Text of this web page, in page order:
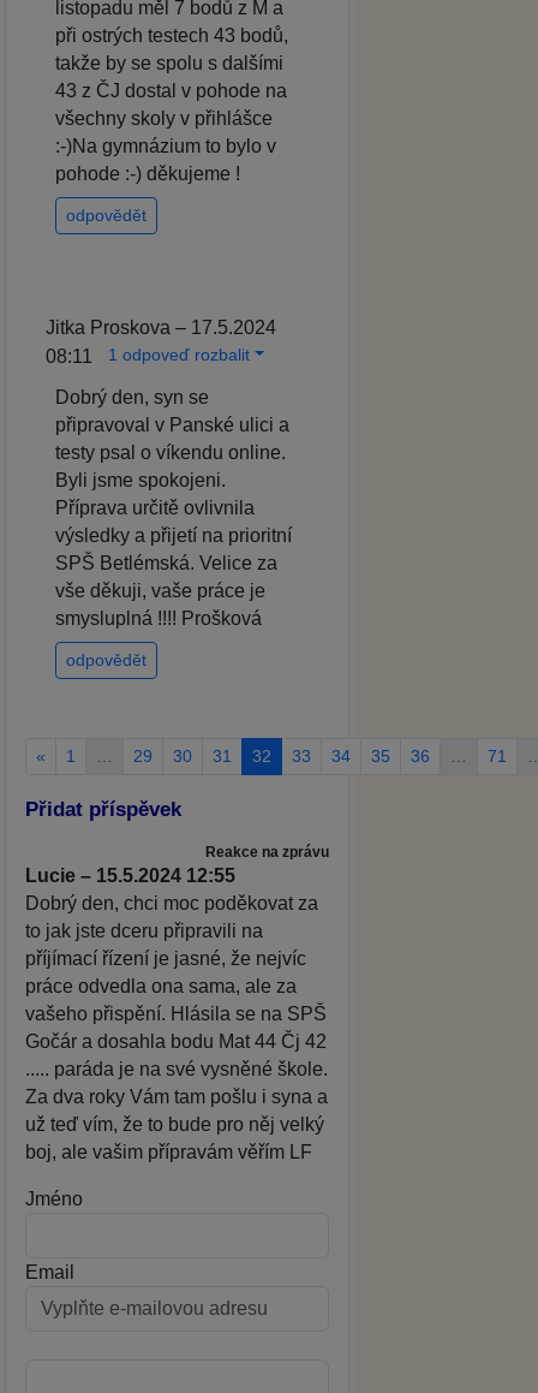
listopadu měl 7 bodů z M a
při ostrých testech 43 bodů,
takže by se spolu s dalšími
43 z ČJ dostal v pohode na
všechny skoly v přihlášce
:-)Na gymnázium to bylo v
pohode :-) děkujeme !
odpovědět
Jitka Proskova – 17.5.2024
08:11
1 odpoveď rozbalit
Dobrý den, syn se
připravoval v Panské ulici a
testy psal o víkendu online.
Byli jsme spokojeni.
Příprava určitě ovlivnila
výsledky a přijetí na prioritní
SPŠ Betlémská. Velice za
vše děkuji, vaše práce je
smysluplná !!!! Prošková
odpovědět
« 1 29 30 31 32 33 34 35 36 71
Přidat příspěvek
Reakce na zprávu
Lucie – 15.5.2024 12:55
Dobrý den, chci moc poděkovat za
to jak jste dceru připravili na
příjímací řízení je jasné, že nejvíc
práce odvedla ona sama, ale za
vašeho přispění. Hlásila se na SPŠ
Gočár a dosahla bodu Mat 44 Čj 42
..... paráda je na své vysněné škole.
Za dva roky Vám tam pošlu i syna a
už teď vím, že to bude pro něj velký
boj, ale vašim přípravám věřím LF
Jméno
Email